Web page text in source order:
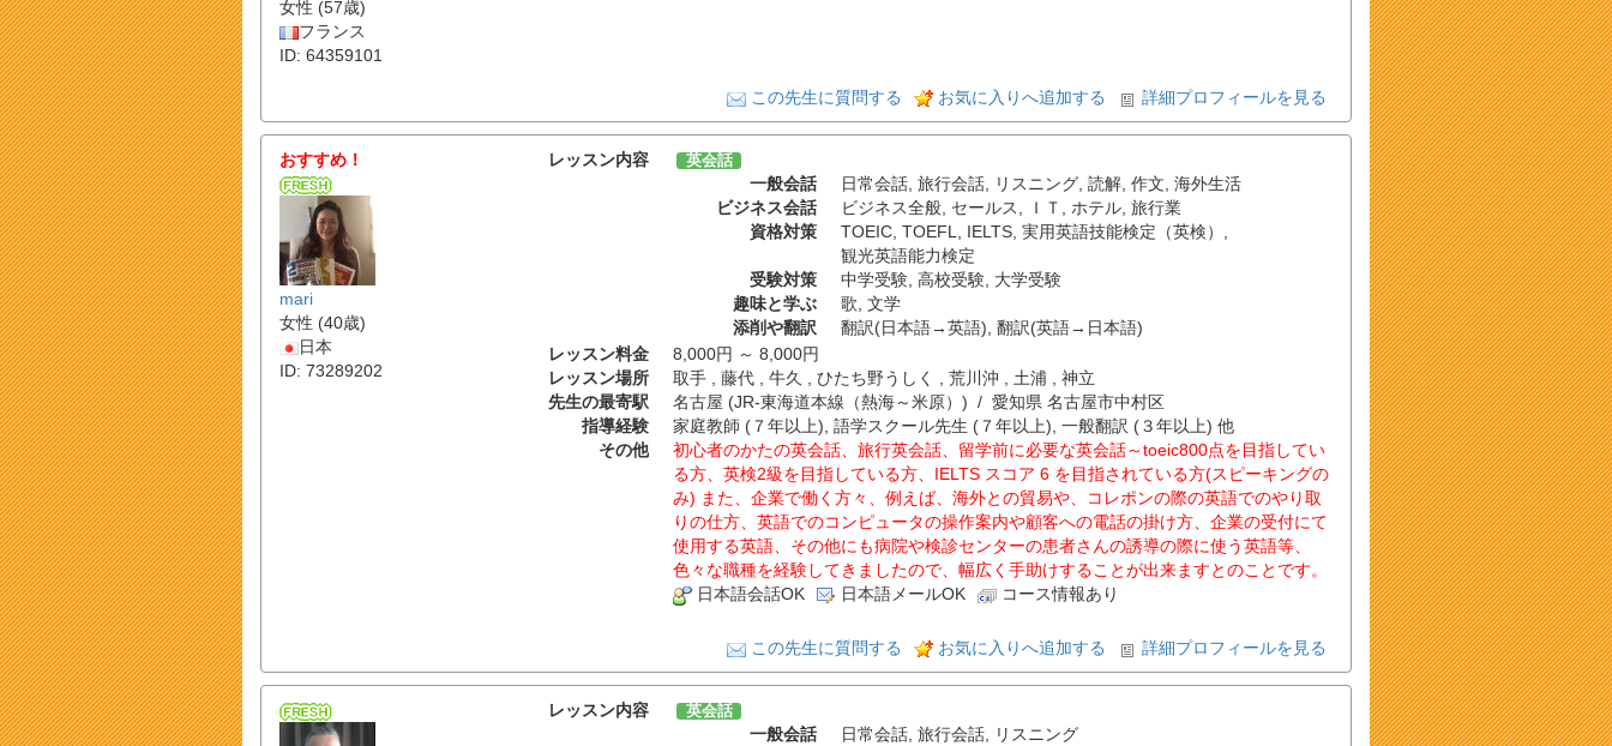
女性 (57歳)
フランス
ID: 64359101
この先生に質問する お気に入りへ追加する 詳細プロフィールを見る
おすすめ！
mari
女性 (40歳)
日本
ID: 73289202
レッスン内容 英会話
一般会話 日常会話, 旅行会話, リスニング, 読解, 作文, 海外生活
ビジネス会話
ビジネス全般, セールス, ＩＴ , ホテル, 旅行業
資格対策
TOEIC, TOEFL, IELTS, 実用英語技能検定（英検） ,
観光英語能力検定
受験対策
中学受験, 高校受験, 大学受験
趣味と学ぶ
歌, 文学
添削や翻訳
翻訳(日本語→英語), 翻訳(英語→日本語)
レッスン料金
8,000円 ～ 8,000円
レッスン場所
取手 , 藤代 , 牛久 , ひたち野うしく , 荒川沖 , 土浦 , 神立
先生の最寄駅
名古屋 (JR-東海道本線（熱海～米原）) / 愛知県 名古屋市中村区
指導経験
家庭教師 (７年以上), 語学スクール先生 (７年以上), 一般翻訳 (３年以上) 他
その他
初心者のかたの英会話、旅行英会話、留学前に必要な英会話～toeic800点を目指してい
る方、英検2級を目指している方、IELTS スコア 6 を目指されている方(スピーキングの
み) また、企業で働く方々、例えば、海外との貿易や、コレポンの際の英語でのやり取
りの仕方、英語でのコンピュータの操作案内や顧客への電話の掛け方、企業の受付にて
使用する英語、その他にも病院や検診センターの患者さんの誘導の際に使う英語等、
色々な職種を経験してきましたので、幅広く手助けすることが出来ますとのことです。
日本語会話OK
日本語メールOK コース情報あり
この先生に質問する お気に入りへ追加する 詳細プロフィールを見る
レッスン内容 英会話
一般会話 日常会話, 旅行会話, リスニング